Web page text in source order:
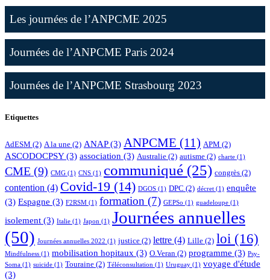
Les journées de l’ANPCME 2025
Journées de l’ANPCME Paris 2024
Journées de l’ANPCME Strasbourg 2023
Etiquettes
AdESM (2) A la une (2) ANAP(3) ANPCME (11) APM (2)
ASCODOCPSY(3) association (3) Australie (2) autisme (2) charte (1)
CME (9) CMG (1) CNS (1) communiqué (25) congrès (2)
contention (4) Covid-19 (14) DGOS (1) DPC (2) décret (1) enquête
(3) Espagne (3) F2RSM (1) formation (7) GEPSo (1) guadeloupe (1)
isolement (3) Italie (1) Japon (1) Journées annuelles
(50) Journées annuelles 2022 (1) justice (2) lettre (4) Lille (2) loi (16)
Mindfulness (1) mobilisation hopitaux (3) O.Veran (2) programme (3) Psy-
Soma (1) suicide (1) Touraine (2) Téléconsultation (1) Uruguay (1) voyage d'étude
(3)